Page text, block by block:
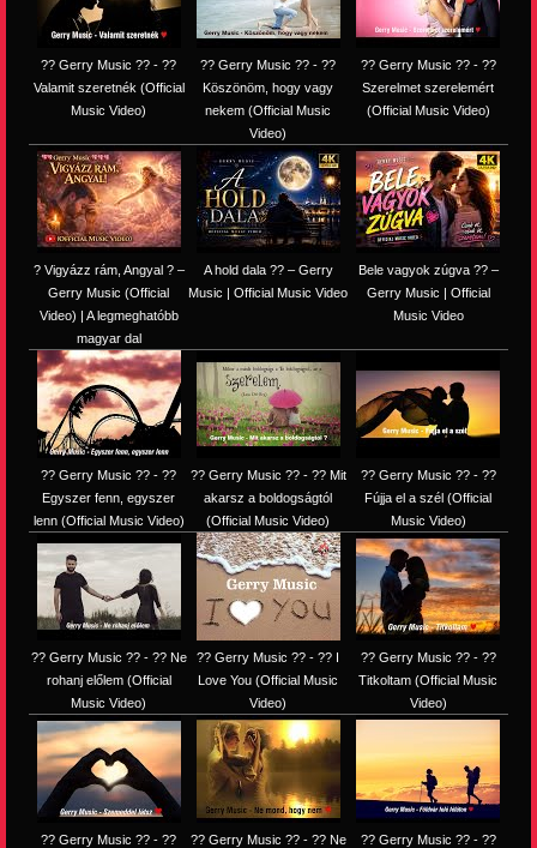
?? Gerry Music ?? - ??
Valamit szeretnék (Official
Music Video)
?? Gerry Music ?? - ??
Köszönöm, hogy vagy
nekem (Official Music
Video)
?? Gerry Music ?? - ??
Szerelmet szerelemért
(Official Music Video)
? Vigyázz rám, Angyal ? –
Gerry Music (Official
Video) | A legmeghatóbb
magyar dal
A hold dala ?? – Gerry
Music | Official Music Video
Bele vagyok zúgva ?? –
Gerry Music | Official
Music Video
?? Gerry Music ?? - ??
Egyszer fenn, egyszer
lenn (Official Music Video)
?? Gerry Music ?? - ?? Mit
akarsz a boldogságtól
(Official Music Video)
?? Gerry Music ?? - ??
Fújja el a szél (Official
Music Video)
?? Gerry Music ?? - ?? Ne
rohanj előlem (Official
Music Video)
?? Gerry Music ?? - ?? I
Love You (Official Music
Video)
?? Gerry Music ?? - ??
Titkoltam (Official Music
Video)
?? Gerry Music ?? - ??
?? Gerry Music ?? - ?? Ne
?? Gerry Music ?? - ??